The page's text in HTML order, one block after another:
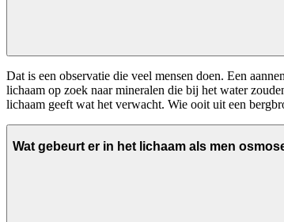
Dat is een observatie die veel mensen doen. Een
lichaam op zoek naar mineralen die bij het water
lichaam geeft wat het verwacht. Wie ooit uit een
Wat gebeurt er in het lichaam als men